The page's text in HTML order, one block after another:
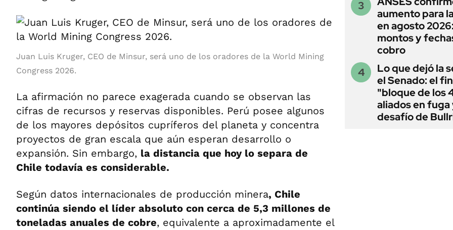
Juan Luis Kruger, CEO de Minsur, será uno de los oradores de la World Mining
Congress 2026.
La afirmación no parece exagerada cuando se observan las
cifras de recursos y reservas disponibles. Perú posee algunos
de los mayores depósitos cupríferos del planeta y concentra
proyectos de gran escala que aún esperan desarrollo o
expansión. Sin embargo, la distancia que hoy lo separa de
Chile todavía es considerable.
Según datos internacionales de producción minera, Chile
continúa siendo el líder absoluto con cerca de 5,3 millones de
toneladas anuales de cobre, equivalente a aproximadamente el
aumento para
en agosto
montos y
cobro
Lo que dejó la
el Senado: el
"bloque de los
aliados en fuga
desafío de